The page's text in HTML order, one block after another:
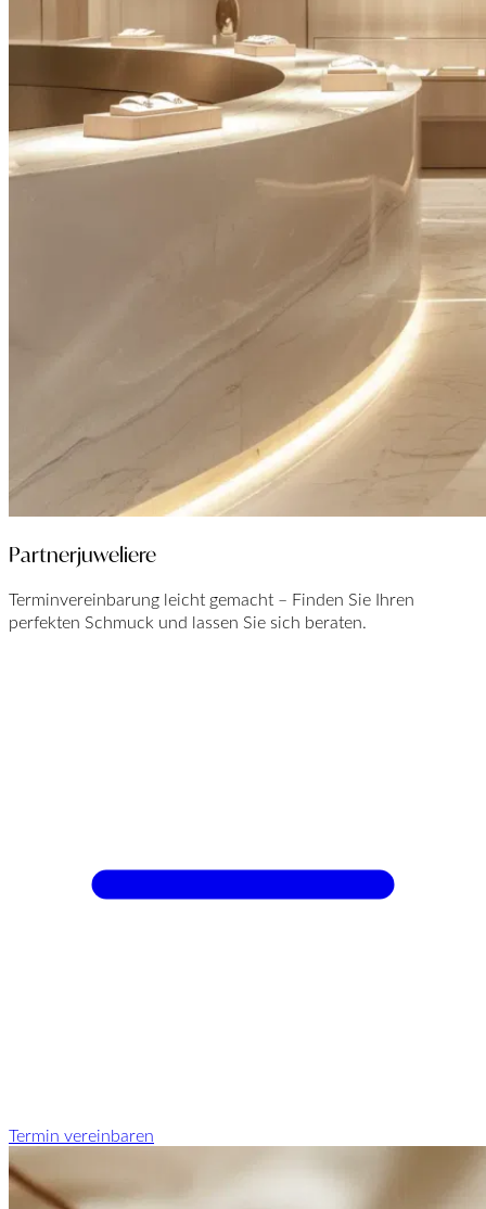
Partnerjuweliere
Terminvereinbarung leicht gemacht – Finden Sie Ihren
perfekten Schmuck und lassen Sie sich beraten.
Termin vereinbaren